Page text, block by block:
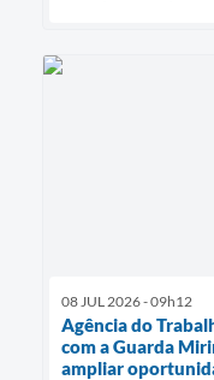
08 JUL 2026 - 09h12
Agência do
com a Guarda
ampliar